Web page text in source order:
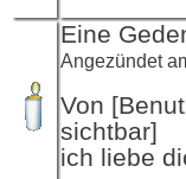
Eine
Angezündet
Von
sichtbar]
ich liebe